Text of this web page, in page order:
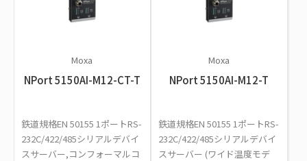
Moxa
NPort 5150AI-M12-CT-T
鉄道規格EN 50155 1ポートRS-
232C/422/485シリアルデバイ
スサーバー,コンフォーマルコ
Moxa
NPort 5150AI-M12-T
鉄道規格EN 50155 1ポートRS-
232C/422/485シリアルデバイ
スサーバー (ワイド温度モデ